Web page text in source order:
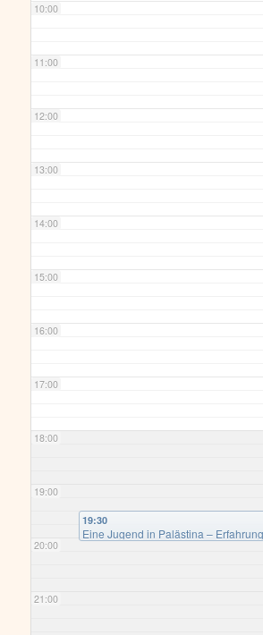
10:00
11:00
12:00
13:00
14:00
15:00
16:00
17:00
18:00
19:00
20:00
21:00
19:30
Eine Jugend in Palästina –